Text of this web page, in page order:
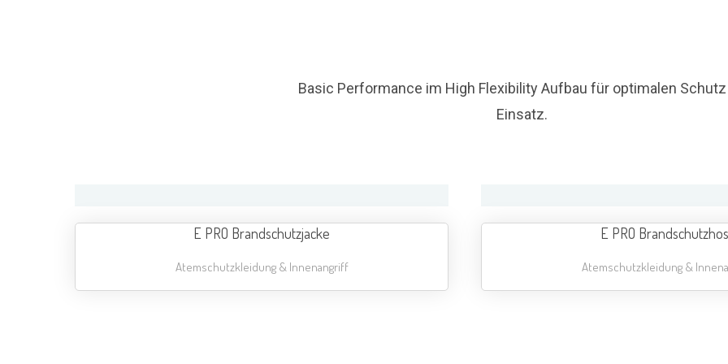
Basic Performance im High Flexibility Aufbau für optimalen
Einsatz.
E PRO Brandschutzjacke
Atemschutzkleidung & Innenangriff
E PRO
Atemschutzkleidung &